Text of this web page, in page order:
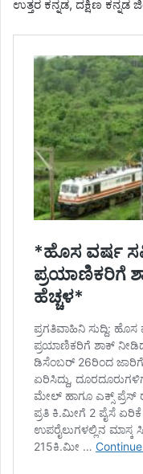
ಉತ್ತರ ಕನ್ನಡ, ದಕ್ಷಿಣ